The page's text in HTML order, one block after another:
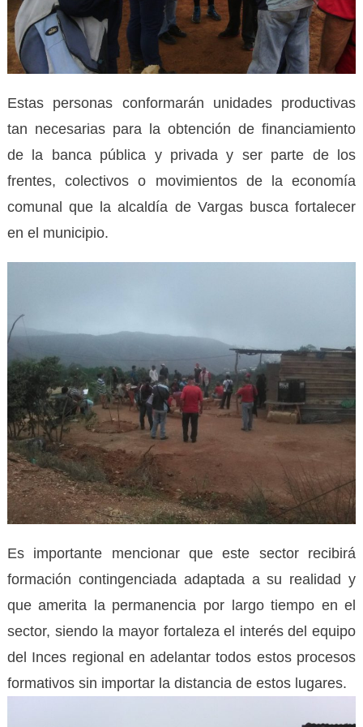
Estas personas conformarán unidades productivas
tan necesarias para la obtención de financiamiento
de la banca pública y privada y ser parte de los
frentes, colectivos o movimientos de la economía
comunal que la alcaldía de Vargas busca fortalecer
en el municipio.
Es importante mencionar que este sector recibirá
formación contingenciada adaptada a su realidad y
que amerita la permanencia por largo tiempo en el
sector, siendo la mayor fortaleza el interés del equipo
del Inces regional en adelantar todos estos procesos
formativos sin importar la distancia de estos lugares.